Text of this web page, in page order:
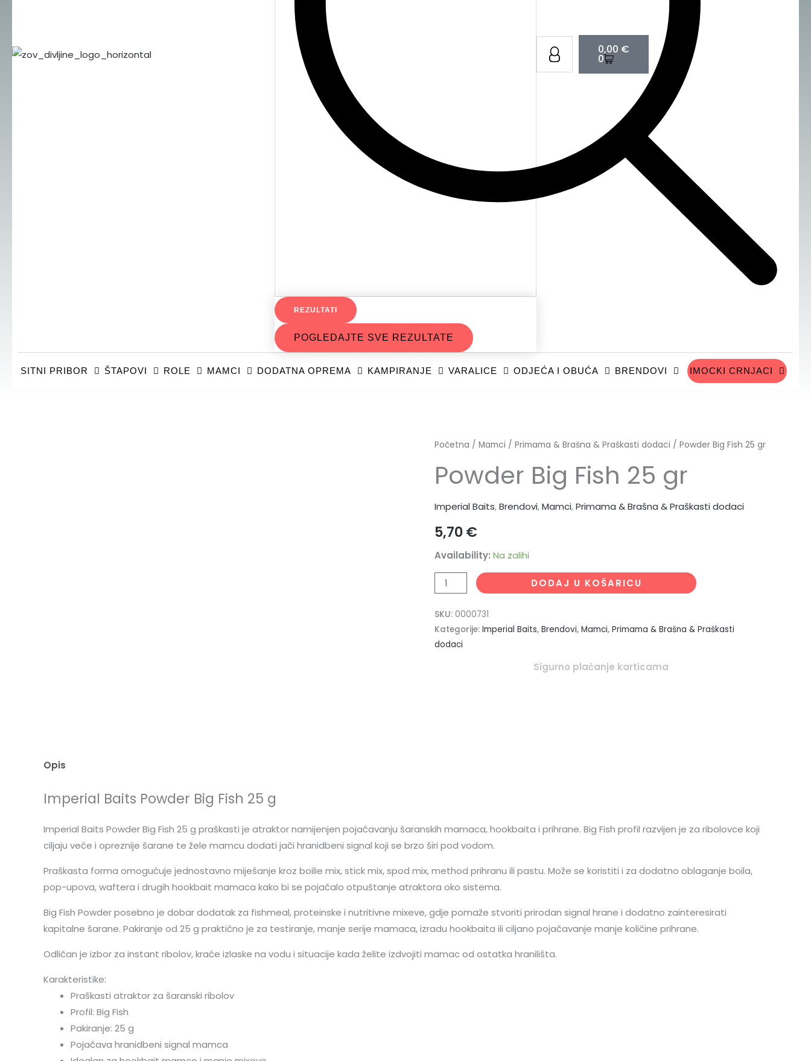
REZULTATI
POGLEDAJTE SVE REZULTATE
0,00 €
0
Cart
SITNI PRIBOR ŠTAPOVI ROLE MAMCI DODATNA OPREMA KAMPIRANJE VARALICE ODJEĆA I OBUĆA BRENDOVI IMOCKI CRNJACI
Početna / Mamci / Primama & Brašna & Praškasti dodaci / Powder Big Fish 25 gr
Powder Big Fish 25 gr
Imperial Baits,Brendovi,Mamci,Primama & Brašna & Praškasti dodaci
5,70€
Availability: Na zalihi
Powder
Fish
gr
količina
DODAJ U KOŠARICU
SKU: 0000731
Kategorije: Imperial Baits, Brendovi, Mamci, Primama & Brašna & Praškasti
dodaci
Sigurno plaćanje karticama
Opis
Imperial Baits Powder Big Fish 25 g
Imperial Baits Powder Big Fish 25 g praškasti je atraktor namijenjen pojačavanju šaranskih mamaca, hookbaita i prihrane. Big Fish profil razvijen je za ribolovce koji
ciljaju veće i opreznije šarane te žele mamcu dodati jači hranidbeni signal koji se brzo širi pod vodom.
Praškasta forma omogućuje jednostavno miješanje kroz boilie mix, stick mix, spod mix, method prihranu ili pastu. Može se koristiti i za dodatno oblaganje boila,
pop-upova, waftera i drugih hookbait mamaca kako bi se pojačalo otpuštanje atraktora oko sistema.
Big Fish Powder posebno je dobar dodatak za fishmeal, proteinske i nutritivne mixeve, gdje pomaže stvoriti prirodan signal hrane i dodatno zainteresirati
kapitalne šarane. Pakiranje od 25 g praktično je za testiranje, manje serije mamaca, izradu hookbaita ili ciljano pojačavanje manje količine prihrane.
Odličan je izbor za instant ribolov, kraće izlaske na vodu i situacije kada želite izdvojiti mamac od ostatka hranilišta.
Karakteristike:
Praškasti atraktor za šaranski ribolov
Profil: Big Fish
Pakiranje: 25 g
Pojačava hranidbeni signal mamca